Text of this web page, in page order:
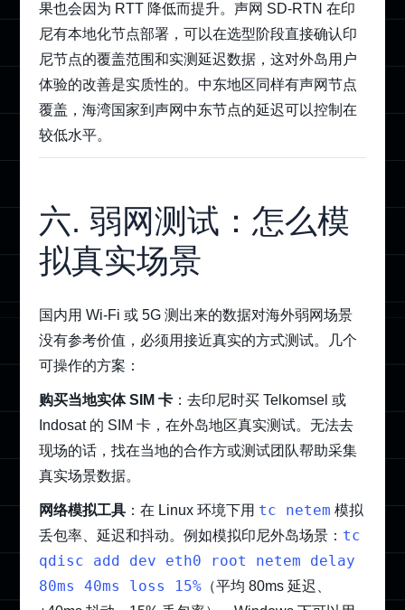
果也会因为 RTT 降低而提升。声网 SD-RTN 在印
尼有本地化节点部署，可以在选型阶段直接确认印
尼节点的覆盖范围和实测延迟数据，这对外岛用户
体验的改善是实质性的。中东地区同样有声网节点
覆盖，海湾国家到声网中东节点的延迟可以控制在
较低水平。
六. 弱网测试：怎么模
拟真实场景
国内用 Wi-Fi 或 5G 测出来的数据对海外弱网场景
没有参考价值，必须用接近真实的方式测试。几个
可操作的方案：
购买当地实体 SIM 卡：去印尼时买 Telkomsel 或
Indosat 的 SIM 卡，在外岛地区真实测试。无法去
现场的话，找在当地的合作方或测试团队帮助采集
真实场景数据。
网络模拟工具：在 Linux 环境下用 tc netem 模拟
丢包率、延迟和抖动。例如模拟印尼外岛场景： tc
qdisc add dev eth0 root netem delay
80ms 40ms loss 15%（平均 80ms 延迟、